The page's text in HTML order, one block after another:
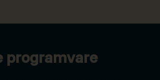
programvare